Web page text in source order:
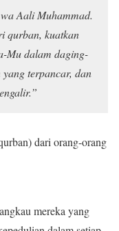
Aali Muhammad.
qurban, kuatkan
Mu dalam daging-
terpancar, dan
dari orang-orang
mereka yang